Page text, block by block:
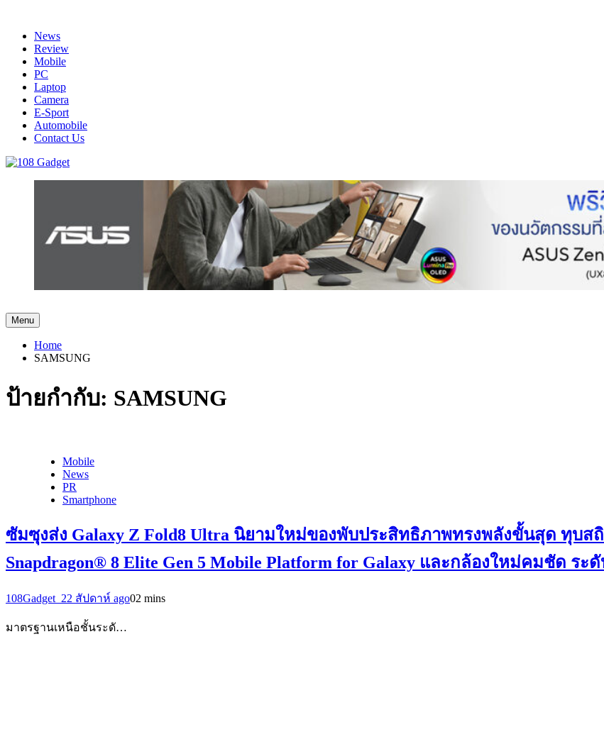
contentNews
Review
Mobile
PC
Laptop
Camera
E-Sport
Automobile
Contact Us
รวบรวมเรื่องราว Gadget IT ,Laptop, Smartphone , ยานยนต์
Menu
Home
SAMSUNG
ป้ายกำกับ: SAMSUNG
Mobile
News
PR
Smartphone
ซัมซุงส่ง Galaxy Z Fold8 Ultra นิยามใหม่ของพับประสิทธิภาพทรงพลังขั้นสุด ทุบส
Snapdragon® 8 Elite Gen 5 Mobile Platform for Galaxy และกล้องใหม่คมชัด ระ
108Gadget_22 สัปดาห์ ago02 mins
มาตรฐานเหนือชั้นระดั…